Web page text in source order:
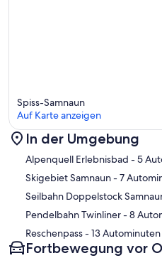
Spiss-Samnaun
Auf Karte anzeigen
In der Umgebung
Alpenquell Erlebnisbad - 5
Skigebiet Samnaun- 7
Seilbahn Doppelstock
Pendelbahn Twinliner- 8
Reschenpass- 13 Autominuten
Fortbewegung vor